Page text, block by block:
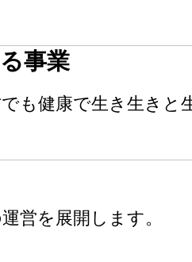
事業
も健康で生き生きと
営を展開します。